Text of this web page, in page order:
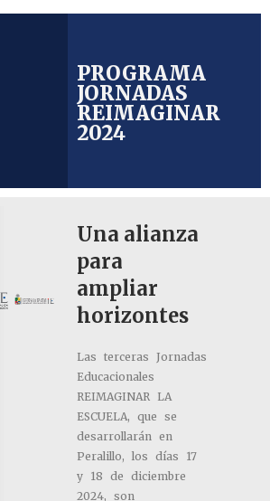
PROGRAMA
JORNADAS
REIMAGINAR
2024
Una alianza
para
ampliar
horizontes
Las terceras Jornadas
Educacionales
REIMAGINAR LA
ESCUELA, que se
desarrollarán en
Peralillo, los días 17
y 18 de diciembre
2024, son